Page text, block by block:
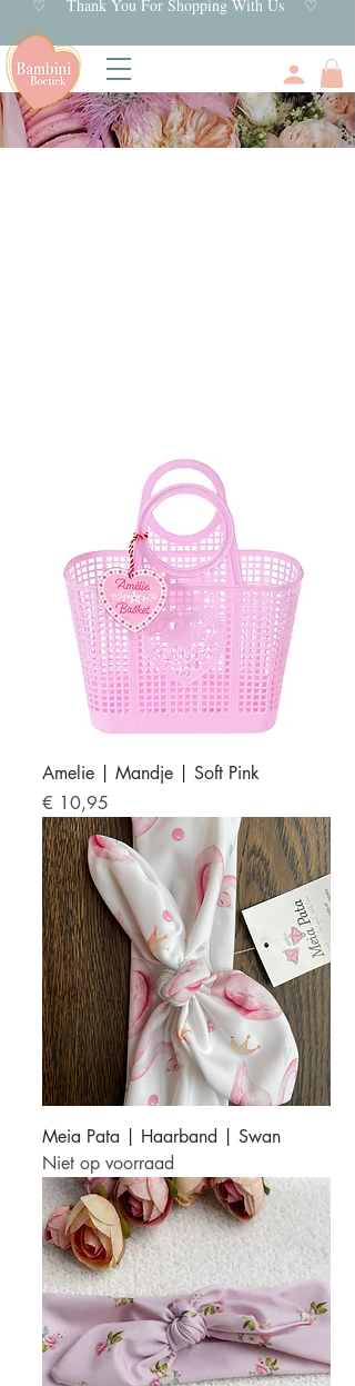
♡ Thank You For Shopping With Us ♡
Amelie | Mandje | Soft Pink
Prijs
€ 10,95
Meia Pata | Haarband | Swan
Niet op voorraad